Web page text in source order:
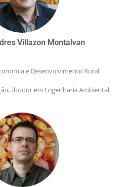
Villazon Montalvan
e Desenvolvimento Rural
doutor em Engenharia Ambiental